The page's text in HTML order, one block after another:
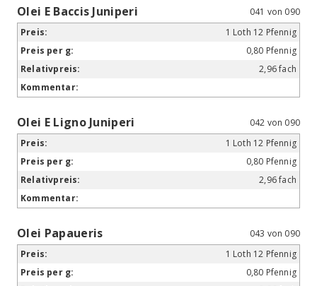
Olei E Baccis Juniperi
041 von 090
1 Loth 12 Pfennig
0,80 Pfennig
2,96 fach
Olei E Ligno Juniperi
042 von 090
1 Loth 12 Pfennig
0,80 Pfennig
2,96 fach
Olei Papaueris
043 von 090
1 Loth 12 Pfennig
0,80 Pfennig